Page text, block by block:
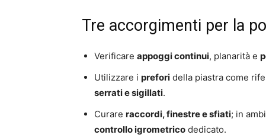
Tre accorgimenti per la
Verificare appoggi continui, planarità e
Utilizzare i prefori della piastra come
serrati e sigillati.
Curare raccordi, finestre e sfiati; in
controllo igrometrico dedicato.